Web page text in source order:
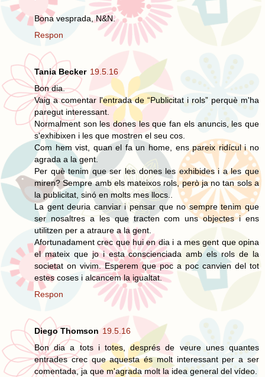
Bona vesprada, N&N.
Respon
Tania Becker 19.5.16
Bon dia.
Vaig a comentar l'entrada de “Publicitat i rols” perquè m'ha
paregut interessant.
Normalment son les dones les que fan els anuncis, les que
s'exhibixen i les que mostren el seu cos.
Com hem vist, quan el fa un home, ens pareix ridícul i no
agrada a la gent.
Per què tenim que ser les dones les exhibides i a les que
miren? Sempre amb els mateixos rols, però ja no tan sols a
la publicitat, sinó en molts mes llocs..
La gent deuria canviar i pensar que no sempre tenim que
ser nosaltres a les que tracten com uns objectes i ens
utilitzen per a atraure a la gent.
Afortunadament crec que hui en dia i a mes gent que opina
el mateix que jo i esta conscienciada amb els rols de la
societat on vivim. Esperem que poc a poc canvien del tot
estes coses i alcancem la igualtat.
Respon
Diego Thomson 19.5.16
Bon dia a tots i totes, després de veure unes quantes
entrades crec que aquesta és molt interessant per a ser
comentada, ja que m'agrada molt la idea general del vídeo.